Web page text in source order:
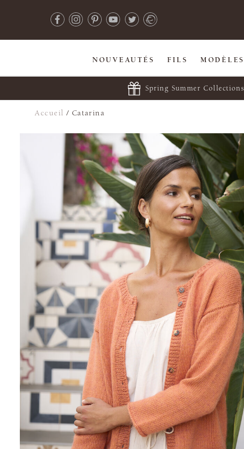
NOUVEAUTÉS FILS MODÈLES
Spring Summer Collections
Accueil / Catarina